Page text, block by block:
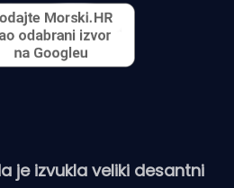
je izvukla veliki desantni